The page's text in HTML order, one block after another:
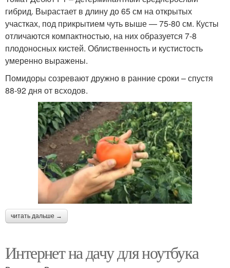
гибрид. Вырастает в длину до 65 см на открытых
участках, под прикрытием чуть выше — 75-80 см. Кусты
отличаются компактностью, на них образуется 7-8
плодоносных кистей. Облиственность и кустистость
умеренно выражены.
Помидоры созревают дружно в ранние сроки – спустя
88-92 дня от всходов.
читать дальше →
Интернет на дачу для ноутбука